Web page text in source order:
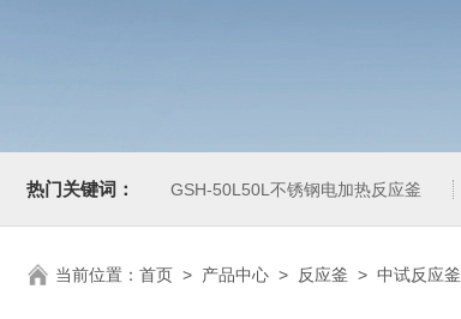
热门关键词： GSH-50L50L不锈钢电加热反应釜
当前位置： 首页 > 产品中心 > 反应釜 > 中试反应釜